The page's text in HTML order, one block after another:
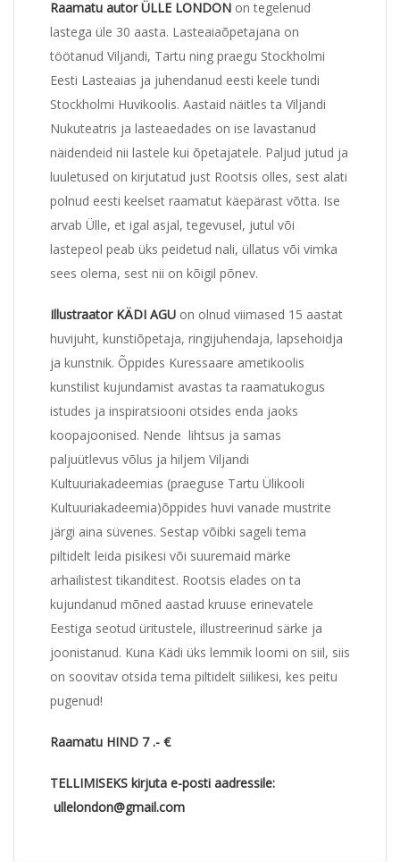
Raamatu autor ÜLLE LONDON on tegelenud
lastega üle 30 aasta. Lasteaiaõpetajana on
töötanud Viljandi, Tartu ning praegu Stockholmi
Eesti Lasteaias ja juhendanud eesti keele tundi
Stockholmi Huvikoolis. Aastaid näitles ta Viljandi
Nukuteatris ja lasteaedades on ise lavastanud
näidendeid nii lastele kui õpetajatele. Paljud jutud ja
luuletused on kirjutatud just Rootsis olles, sest alati
polnud eesti keelset raamatut käepärast võtta. Ise
arvab Ülle, et igal asjal, tegevusel, jutul või
lastepeol peab üks peidetud nali, üllatus või vimka
sees olema, sest nii on kõigil põnev.
Illustraator KÄDI AGU on olnud viimased 15 aastat
huvijuht, kunstiõpetaja, ringijuhendaja, lapsehoidja
ja kunstnik. Õppides Kuressaare ametikoolis
kunstilist kujundamist avastas ta raamatukogus
istudes ja inspiratsiooni otsides enda jaoks
koopajoonised. Nende lihtsus ja samas
paljuütlevus võlus ja hiljem Viljandi
Kultuuriakadeemias (praeguse Tartu Ülikooli
Kultuuriakadeemia)õppides huvi vanade mustrite
järgi aina süvenes. Sestap võibki sageli tema
piltidelt leida pisikesi või suuremaid märke
arhailistest tikanditest. Rootsis elades on ta
kujundanud mõned aastad kruuse erinevatele
Eestiga seotud üritustele, illustreerinud särke ja
joonistanud. Kuna Kädi üks lemmik loomi on siil, siis
on soovitav otsida tema piltidelt siilikesi, kes peitu
pugenud!
Raamatu HIND 7 .- €
TELLIMISEKS kirjuta e-posti aadressile:
ullelondon@gmail.com